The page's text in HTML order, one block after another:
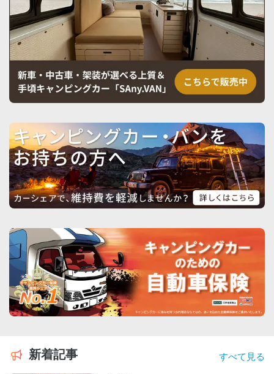
新着記事 すべて見る